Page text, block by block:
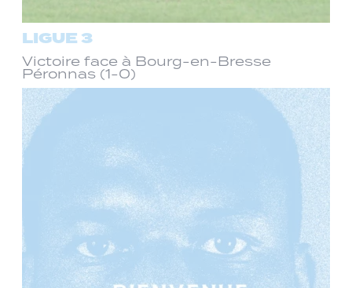
LIGUE 3
Victoire face à Bourg-en-Bresse
Péronnas (1-0)